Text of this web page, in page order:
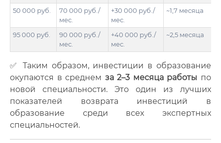
50 000 руб.
70 000 руб./
мес.
+30 000 руб./
мес.
~1,7 месяца
95 000 руб.
90 000 руб./
мес.
+40 000 руб./
мес.
~2,5 месяца
✅ Таким образом, инвестиции в образование
окупаются в среднем за 2–3 месяца работы по
новой специальности. Это один из лучших
показателей возврата инвестиций в
образование среди всех экспертных
специальностей.